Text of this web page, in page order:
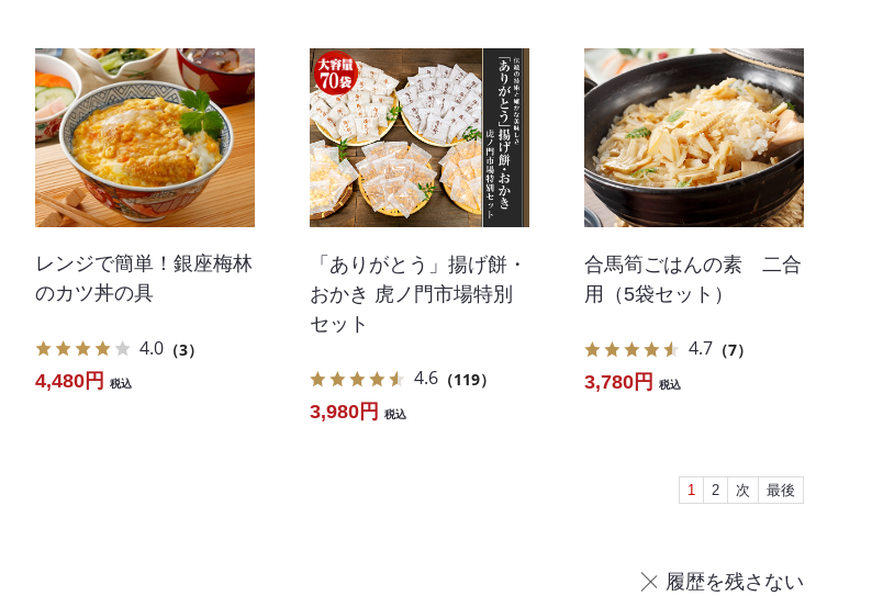
レンジで簡単！銀座梅林
のカツ丼の具
4.0 （3）
4,480円 税込
「ありがとう」揚げ餅・
おかき 虎ノ門市場特別
セット
4.6 （119）
3,980円 税込
合馬筍ごはんの素 二合
用（5袋セット）
4.7 （7）
3,780円 税込
1 2 次 最後
履歴を残さない